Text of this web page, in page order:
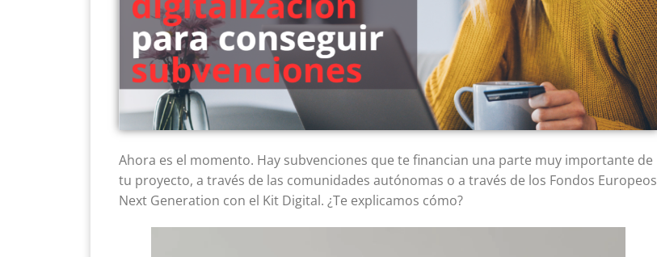
Ahora es el momento. Hay subvenciones que te financian una parte muy importante de
tu proyecto, a través de las comunidades autónomas o a través de los Fondos Europeos
Next Generation con el Kit Digital. ¿Te explicamos cómo?